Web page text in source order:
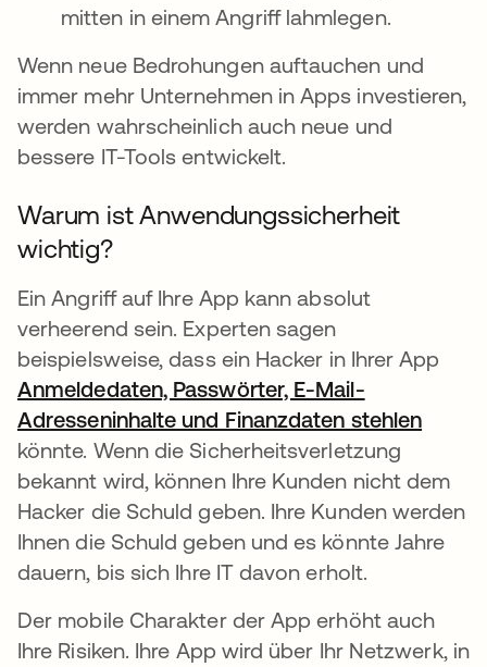
mitten in einem Angriff lahmlegen.
Wenn neue Bedrohungen auftauchen und
immer mehr Unternehmen in Apps investieren,
werden wahrscheinlich auch neue und
bessere IT-Tools entwickelt.
Warum ist Anwendungssicherheit
wichtig?
Ein Angriff auf Ihre App kann absolut
verheerend sein. Experten sagen
beispielsweise, dass ein Hacker in Ihrer App
Anmeldedaten, Passwörter, E-Mail-
Adresseninhalte und Finanzdaten stehlen
könnte. Wenn die Sicherheitsverletzung
bekannt wird, können Ihre Kunden nicht dem
Hacker die Schuld geben. Ihre Kunden werden
Ihnen die Schuld geben und es könnte Jahre
dauern, bis sich Ihre IT davon erholt.
Der mobile Charakter der App erhöht auch
Ihre Risiken. Ihre App wird über Ihr Netzwerk, in